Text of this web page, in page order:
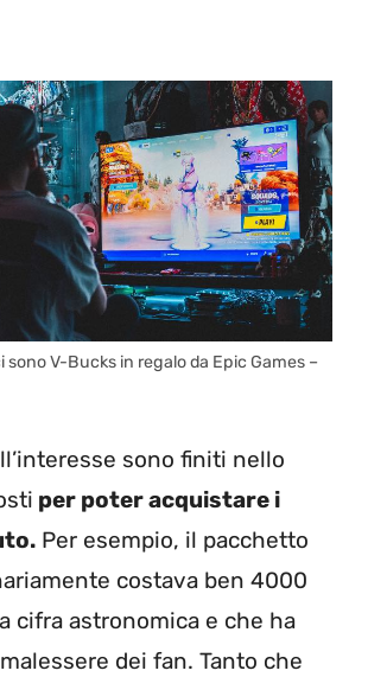
sono V-Bucks in regalo da Epic Games –
sono finiti nello
per poter acquistare i
Per esempio, il pacchetto
costava ben 4000
cifra astronomica e che ha
dei fan. Tanto che